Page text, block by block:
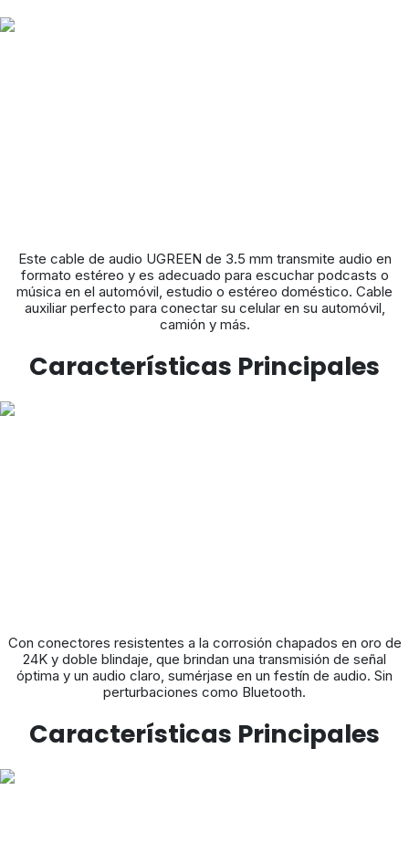
Este cable de audio UGREEN de 3.5 mm transmite audio en
formato estéreo y es adecuado para escuchar podcasts o
música en el automóvil, estudio o estéreo doméstico. Cable
auxiliar perfecto para conectar su celular en su automóvil,
camión y más.
Características Principales
Con conectores resistentes a la corrosión chapados en oro de
24K y doble blindaje, que brindan una transmisión de señal
óptima y un audio claro, sumérjase en un festín de audio. Sin
perturbaciones como Bluetooth.
Características Principales